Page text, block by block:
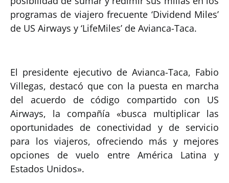
programas de viajero frecuente ‘Dividend Miles’
de US Airways y ‘LifeMiles’ de Avianca-Taca.
El presidente ejecutivo de Avianca-Taca, Fabio
Villegas, destacó que con la puesta en marcha
del acuerdo de código compartido con US
Airways, la compañía «busca multiplicar las
oportunidades de conectividad y de servicio
para los viajeros, ofreciendo más y mejores
opciones de vuelo entre América Latina y
Estados Unidos».